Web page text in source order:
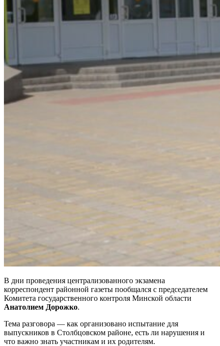
В дни проведения централизованного экзамена
корреспондент районной газеты пообщался с председателем
Комитета государственного контроля Минской области
Анатолием Дорожко.
Тема разговора — как организовано испытание для
выпускников в Столбцовском районе, есть ли нарушения и
что важно знать участникам и их родителям.